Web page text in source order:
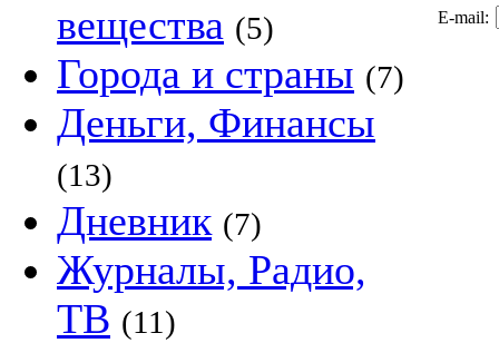
вещества (5)
Города и страны (7)
Деньги, Финансы
(13)
Дневник (7)
Журналы, Радио,
ТВ (11)
E-mail: